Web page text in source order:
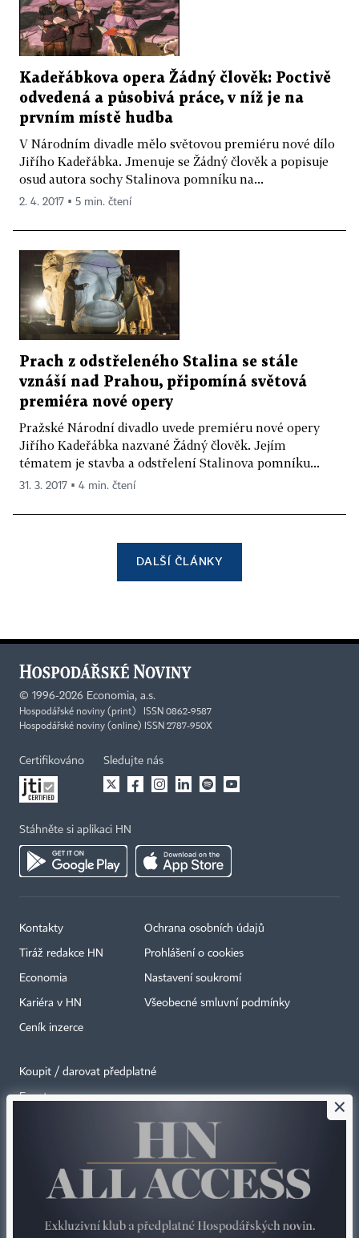
Kadeřábkova opera Žádný člověk: Poctivě
odvedená a působivá práce, v níž je na
prvním místě hudba
V Národním divadle mělo světovou premiéru nové dílo
Jiřího Kadeřábka. Jmenuje se Žádný člověk a popisuje
osud autora sochy Stalinova pomníku na...
2. 4. 2017 ▪ 5 min. čtení
Prach z odstřeleného Stalina se stále
vznáší nad Prahou, připomíná světová
premiéra nové opery
Pražské Národní divadlo uvede premiéru nové opery
Jiřího Kadeřábka nazvané Žádný člověk. Jejím
tématem je stavba a odstřelení Stalinova pomníku...
31. 3. 2017 ▪ 4 min. čtení
DALŠÍ ČLÁNKY
© 1996-2026 Economia, a.s.
Hospodářské noviny (print) ISSN 0862-9587
Hospodářské noviny (online) ISSN 2787-950X
Certifikováno Sledujte nás
Stáhněte si aplikaci HN
Kontakty
Tiráž redakce HN
Economia
Kariéra v HN
Ceník inzerce
Ochrana osobních údajů
Prohlášení o cookies
Nastavení soukromí
Všeobecné smluvní podmínky
Koupit / darovat předplatné
Eventy
zakázáno jakékoli užití částí nebo celku díla, zejména rozmnožování a šíření
jakýmkoli způsobem, mechanickým nebo elektronickým, v českém nebo
×